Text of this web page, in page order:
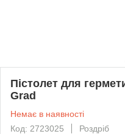
Пістолет для
Grad
Немає в наявності
Код: 2723025
Роздріб